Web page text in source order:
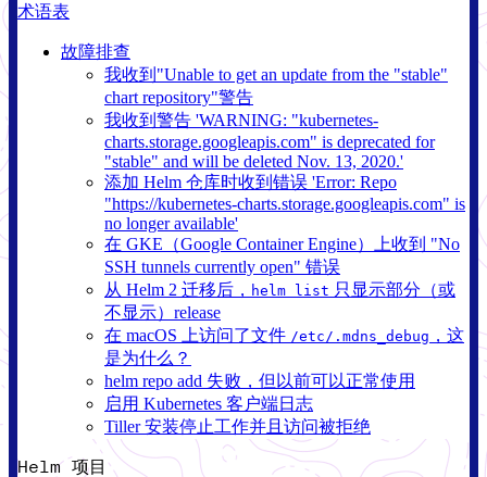
术语表
故障排查
我收到"Unable to get an update from the "stable"
chart repository"警告
我收到警告 'WARNING: "kubernetes-
charts.storage.googleapis.com" is deprecated for
"stable" and will be deleted Nov. 13, 2020.'
添加 Helm 仓库时收到错误 'Error: Repo
"https://kubernetes-charts.storage.googleapis.com" is
no longer available'
在 GKE（Google Container Engine）上收到 "No
SSH tunnels currently open" 错误
从 Helm 2 迁移后， helm list 只显示部分（或
不显示）release
在 macOS 上访问了文件 /etc/.mdns_debug ，这
是为什么？
helm repo add 失败，但以前可以正常使用
启用 Kubernetes 客户端日志
Tiller 安装停止工作并且访问被拒绝
Helm 项目